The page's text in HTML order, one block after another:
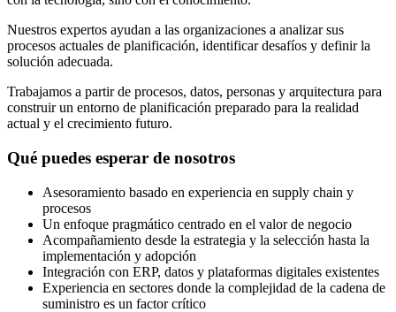
Nuestros expertos ayudan a las organizaciones a analizar sus
procesos actuales de planificación, identificar desafíos y definir la
solución adecuada.
Trabajamos a partir de procesos, datos, personas y arquitectura para
construir un entorno de planificación preparado para la realidad
actual y el crecimiento futuro.
Qué puedes esperar de nosotros
Asesoramiento basado en experiencia en supply chain y
procesos
Un enfoque pragmático centrado en el valor de negocio
Acompañamiento desde la estrategia y la selección hasta la
implementación y adopción
Integración con ERP, datos y plataformas digitales existentes
Experiencia en sectores donde la complejidad de la cadena de
suministro es un factor crítico